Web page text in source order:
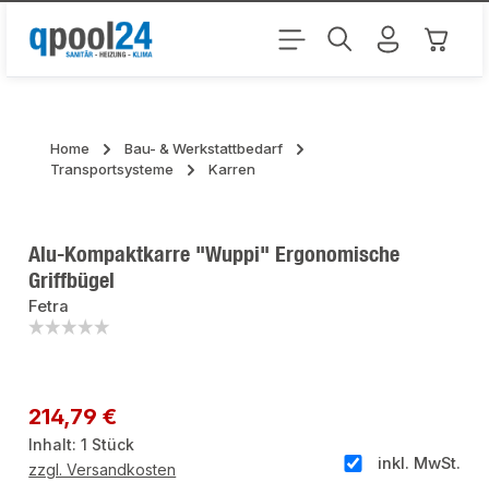
Zum Hauptinhalt springen
Home
Bau- & Werkstattbedarf
Transportsysteme
Karren
Alu-Kompaktkarre "Wuppi" Ergonomische
Griffbügel
Fetra
Regulärer Preis:
214,79 €
Inhalt:1 Stück
inkl. MwSt.
zzgl. Versandkosten